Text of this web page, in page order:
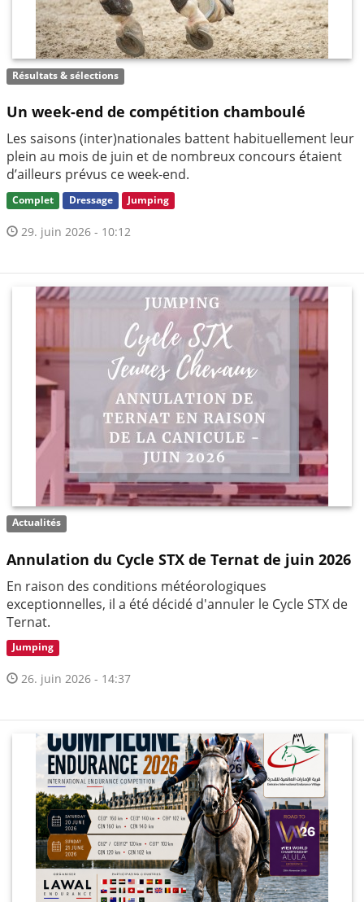
Résultats & sélections
Un week-end de compétition chamboulé
Les saisons (inter)nationales battent habituellement leur
plein au mois de juin et de nombreux concours étaient
d’ailleurs prévus ce week-end.
Complet Dressage Jumping
29. juin 2026 - 10:12
Actualités
Annulation du Cycle STX de Ternat de juin 2026
En raison des conditions météorologiques
exceptionnelles, il a été décidé d'annuler le Cycle STX de
Ternat.
Jumping
26. juin 2026 - 14:37